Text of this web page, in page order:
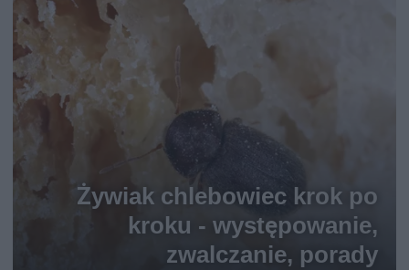
Żywiak chlebowiec krok po
kroku - występowanie,
zwalczanie, porady